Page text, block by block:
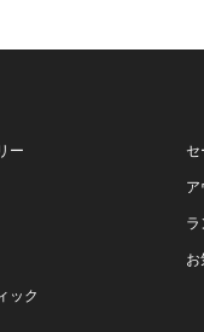
ー
ック
セ
ア
ラ
お